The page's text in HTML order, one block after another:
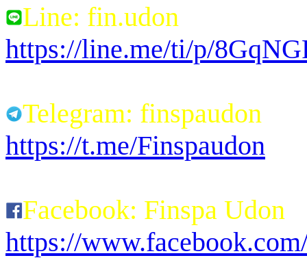
Line: fin.udon
https://line.me/ti/p/
Telegram: finspaudon
https://t.me/Finspaudon
Facebook: Finspa Udon
https://